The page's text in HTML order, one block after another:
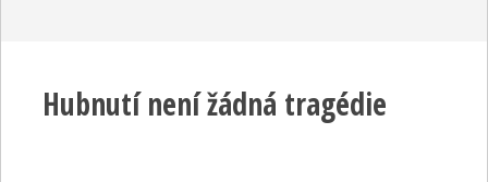
Hubnutí není žádná tragédie